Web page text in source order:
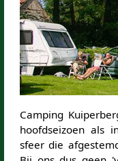
Camping
hoofdseizoen als
sfeer die